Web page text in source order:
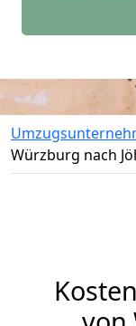
Würzburg nach